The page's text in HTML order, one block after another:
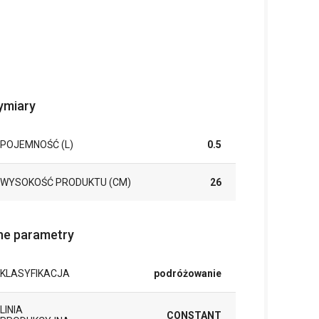
POJEMNOŚĆ (L) 0.5
WYSOKOŚĆ PRODUKTU (CM) 26
parametry
KLASYFIKACJA podróżowanie
LINIA
CONSTANT